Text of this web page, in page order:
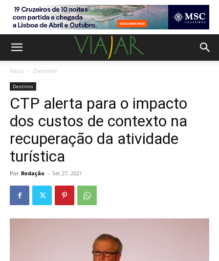
Início Destinos
Destinos
CTP alerta para o impacto
dos custos de contexto na
recuperação da atividade
turística
Por Redação - Set 27, 2021